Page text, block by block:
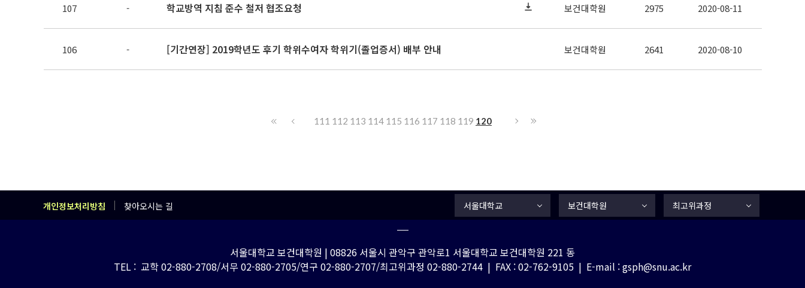
107 - 학교방역 지침 준수 철저 협조요청 보건대학원 2975 2020-08-11
106 - [기간연장] 2019학년도 후기 학위수여자 학위기(졸업증서) 배부 안내 보건대학원 2641 2020-08-10
111 112 113 114 115 116 117 118 119 120
개인정보처리방침 찾아오시는 길 서울대학교 보건대학원 최고위과정
서울대학교 보건대학원 | 08826 서울시 관악구 관악로1 서울대학교 보건대학원 221 동
TEL : 교학 02-880-2708/서무 02-880-2705/연구 02-880-2707/최고위과정 02-880-2744 | FAX : 02-762-9105 | E-mail : gsph@snu.ac.kr